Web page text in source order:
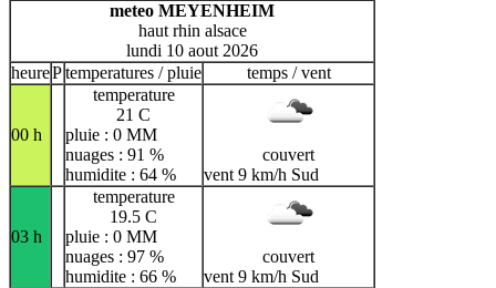
meteo MEYENHEIM
haut rhin alsace
lundi 10 aout 2026
heurePtemperatures / pluie temps / vent
00 h
temperature
21 C
pluie : 0 MM
nuages : 91 %
humidite : 64 %
couvert
vent 9 km/h Sud
03 h
temperature
19.5 C
pluie : 0 MM
nuages : 97 %
humidite : 66 %
couvert
vent 9 km/h Sud